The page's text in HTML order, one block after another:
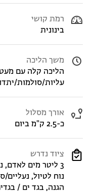
רמת קושי
בינונית
משך הליכה
הליכה קלה עם
עליות/סולמות/
אורך מסלול
כ-2.5 ק"מ ביום
ציוד נדרש
3 ליטר מים לאדם,
נוח לטיול,
הגנה, בגד ים /